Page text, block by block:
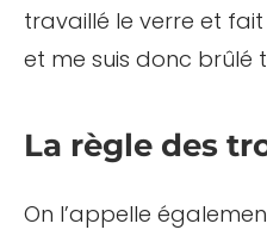
travaillé le verre et
et me suis donc brûlé
La règle des
On l’appelle